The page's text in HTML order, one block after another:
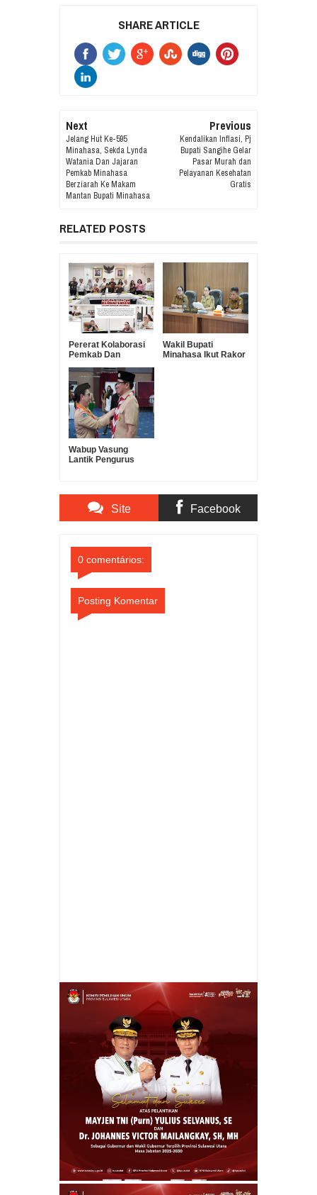
SHARE ARTICLE
Next
Jelang Hut Ke-595
Minahasa, Sekda Lynda
Watania Dan Jajaran
Pemkab Minahasa
Berziarah Ke Makam
Mantan Bupati Minahasa
Previous
Kendalikan Inflasi, Pj
Bupati Sangihe Gelar
Pasar Murah dan
Pelayanan Kesehatan
Gratis
RELATED POSTS
Pererat Kolaborasi
Pemkab Dan
VASUNG Lakukan
Kunker Di PKUB
Wakil Bupati
Minahasa Ikut Rakor
Wabup Vasung
Lantik Pengurus
Site Facebook
0 comentários:
Posting Komentar